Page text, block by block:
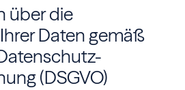
über die
Daten gemäß
(DSGVO)